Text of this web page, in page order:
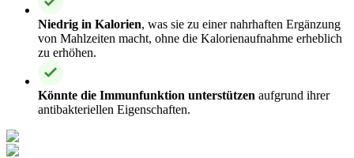
Niedrig in Kalorien, was sie zu einer nahrhaften Ergänzung
von Mahlzeiten macht, ohne die Kalorienaufnahme erheblich
zu erhöhen.
Könnte die Immunfunktion unterstützen aufgrund ihrer
antibakteriellen Eigenschaften.